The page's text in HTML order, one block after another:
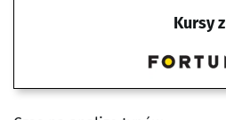
Kursy z